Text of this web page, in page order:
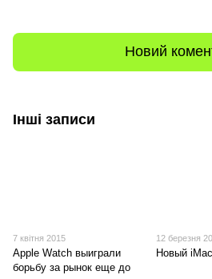
Новий
Інші записи
7 квітня 2015
Apple Watch выиграли
борьбу за рынок еще до
12 березня
Новый